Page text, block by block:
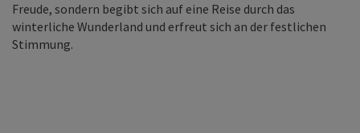
Freude, sondern begibt sich auf eine Reise durch das
winterliche Wunderland und erfreut sich an der festlichen
Stimmung.